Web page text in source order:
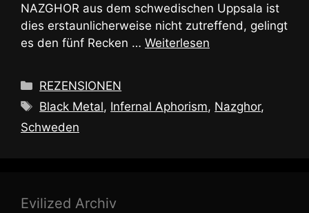
NAZGHOR aus dem schwedischen Uppsala ist
dies erstaunlicherweise nicht zutreffend, gelingt
es den fünf Recken … Weiterlesen
Kategorien
REZENSIONEN
Schlagwörter
Black Metal, Infernal Aphorism, Nazghor,
Schweden
Evilized Archiv